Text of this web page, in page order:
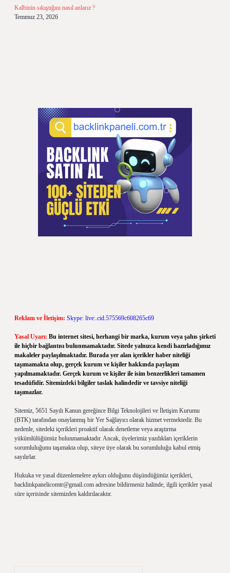
Kalbinin sıkıştığını nasıl anlarız ?
Temmuz 23, 2026
Reklam ve İletişim: Skype: live:.cid.575569c608265c69
Yasal Uyarı: Bu internet sitesi, herhangi bir marka, kurum veya şahıs şirketi
ile hiçbir bağlantısı bulunmamaktadır. Sitede yalnızca kendi hazırladığımız
makaleler paylaşılmaktadır. Burada yer alan içerikler haber niteliği
taşımamakta olup, gerçek kurum ve kişiler hakkında paylaşım
yapılmamaktadır. Gerçek kurum ve kişiler ile isim benzerlikleri tamamen
tesadüfidir. Sitemizdeki bilgiler taslak halindedir ve tavsiye niteliği
taşımazlar.
Sitemiz, 5651 Sayılı Kanun gereğince Bilgi Teknolojileri ve İletişim Kurumu
(BTK) tarafından onaylanmış bir Yer Sağlayıcı olarak hizmet vermektedir. Bu
nedenle, sitedeki içerikleri proaktif olarak denetleme veya araştırma
yükümlülüğümüz bulunmamaktadır. Ancak, üyelerimiz yazdıkları içeriklerin
sorumluluğunu taşımakta olup, siteye üye olarak bu sorumluluğu kabul etmiş
sayılırlar.
Hukuka ve yasal düzenlemelere aykırı olduğunu düşündüğünüz içerikleri,
backlinkpanelicomtr@gmail.com adresine bildirmeniz halinde, ilgili içerikler yasal
süre içerisinde sitemizden kaldırılacaktır.